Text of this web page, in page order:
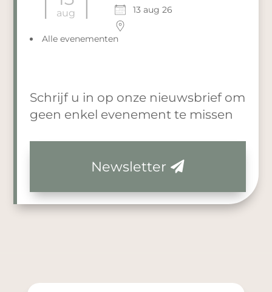
aug
13 aug 26
Alle evenementen
Schrijf u in op onze nieuwsbrief om
geen enkel evenement te missen
Newsletter